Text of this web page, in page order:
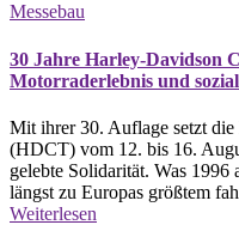
Messebau
30 Jahre Harley-Davidson
Motorraderlebnis und
Mit ihrer 30. Auflage setzt
(HDCT) vom 12. bis 16.
gelebte Solidarität. Was 1996
längst zu Europas größtem
Weiterlesen